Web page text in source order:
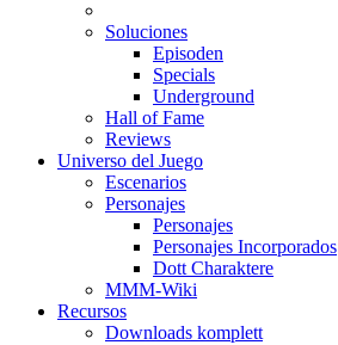
Soluciones
Episoden
Specials
Underground
Hall of Fame
Reviews
Universo del Juego
Escenarios
Personajes
Personajes
Personajes Incorporados
Dott Charaktere
MMM-Wiki
Recursos
Downloads komplett